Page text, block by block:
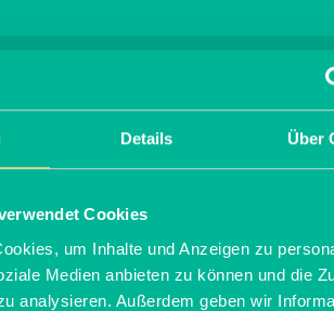
Details Über
Cookies
um Inhalte und Anzeigen zu
Medien anbieten zu können und die
analysieren. Außerdem geben wir
Blogeinträge